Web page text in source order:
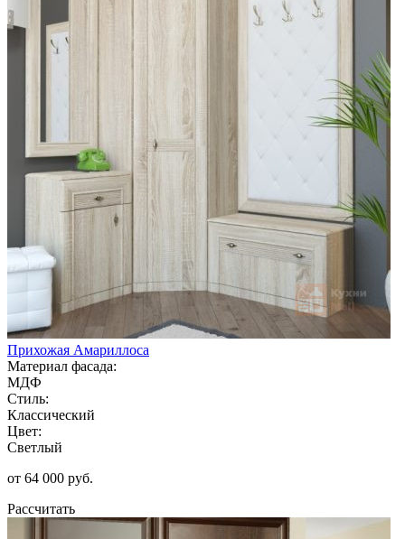
Прихожая Амариллоса
Материал фасада:
МДФ
Стиль:
Классический
Цвет:
Светлый
от 64 000 руб.
Рассчитать